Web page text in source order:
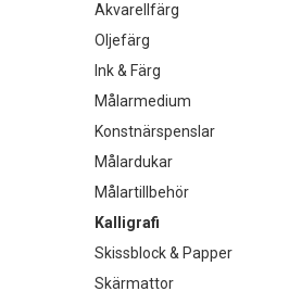
Akvarellfärg
Oljefärg
Ink & Färg
Målarmedium
Konstnärspenslar
Målardukar
Målartillbehör
Kalligrafi
Skissblock & Papper
Skärmattor